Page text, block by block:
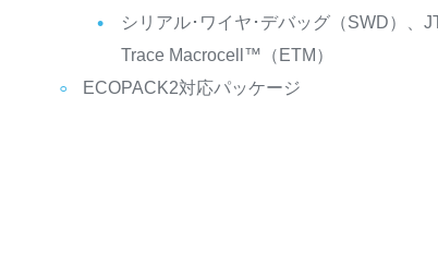
シリアル･ワイヤ･デバッグ（SWD）、
Trace Macrocell™（ETM）
ECOPACK2対応パッケージ